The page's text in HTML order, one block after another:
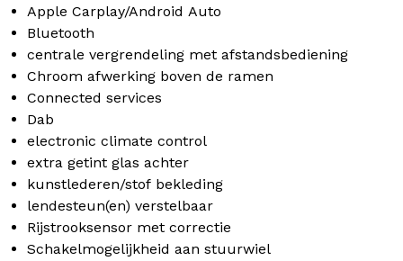
Apple Carplay/Android Auto
Bluetooth
centrale vergrendeling met afstandsbediening
Chroom afwerking boven de ramen
Connected services
Dab
electronic climate control
extra getint glas achter
kunstlederen/stof bekleding
lendesteun(en) verstelbaar
Rijstrooksensor met correctie
Schakelmogelijkheid aan stuurwiel